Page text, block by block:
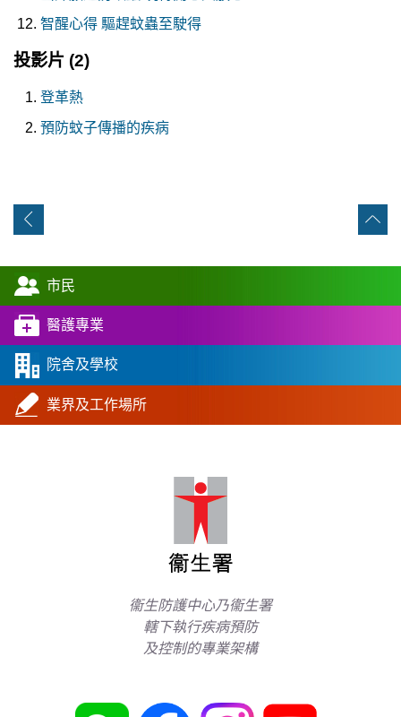
智醒心得 驅趕蚊蟲至駛得
投影片 (2)
登革熱
預防蚊子傳播的疾病
市民
醫護專業
院舍及學校
業界及工作場所
衞生防護中心乃衞生署
轄下執行疾病預防
及控制的專業架構